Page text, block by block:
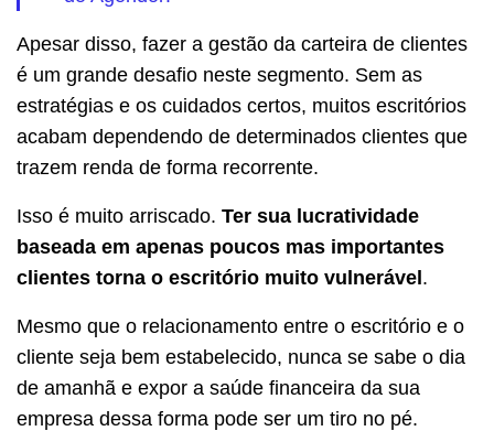
Apesar disso, fazer a gestão da carteira de clientes
é um grande desafio neste segmento. Sem as
estratégias e os cuidados certos, muitos escritórios
acabam dependendo de determinados clientes que
trazem renda de forma recorrente.
Isso é muito arriscado. Ter sua lucratividade
baseada em apenas poucos mas importantes
clientes torna o escritório muito vulnerável.
Mesmo que o relacionamento entre o escritório e o
cliente seja bem estabelecido, nunca se sabe o dia
de amanhã e expor a saúde financeira da sua
empresa dessa forma pode ser um tiro no pé.